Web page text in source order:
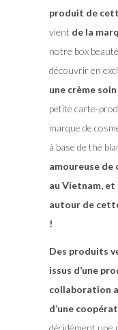
produit de
vient de la
notre box
découvrir en
une crème
petite carte-
marque de
à base de thé
amoureuse de
au Vietnam, et
autour de
!
Des produits
issus d’une
collaboration
d’une
décidément une